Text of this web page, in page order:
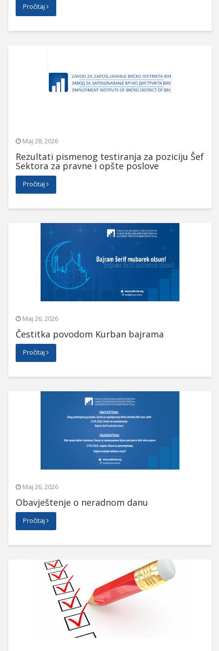
Pročitaj
Maj 28, 2026
Rezultati pismenog testiranja za poziciju Šef
Sektora za pravne i opšte poslove
Pročitaj
Maj 26, 2026
Čestitka povodom Kurban bajrama
Pročitaj
Maj 26, 2026
Obavještenje o neradnom danu
Pročitaj